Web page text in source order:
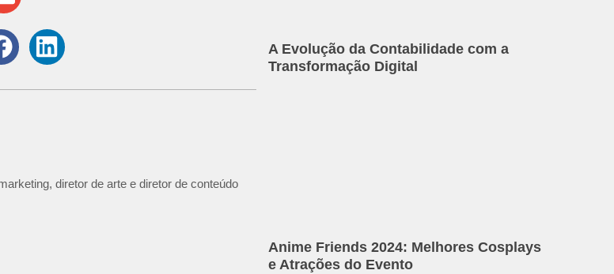
diretor de arte e diretor de conteúdo
A Evolução da Contabilidade com a
Transformação Digital
Anime Friends 2024: Melhores Cosplays
e Atrações do Evento